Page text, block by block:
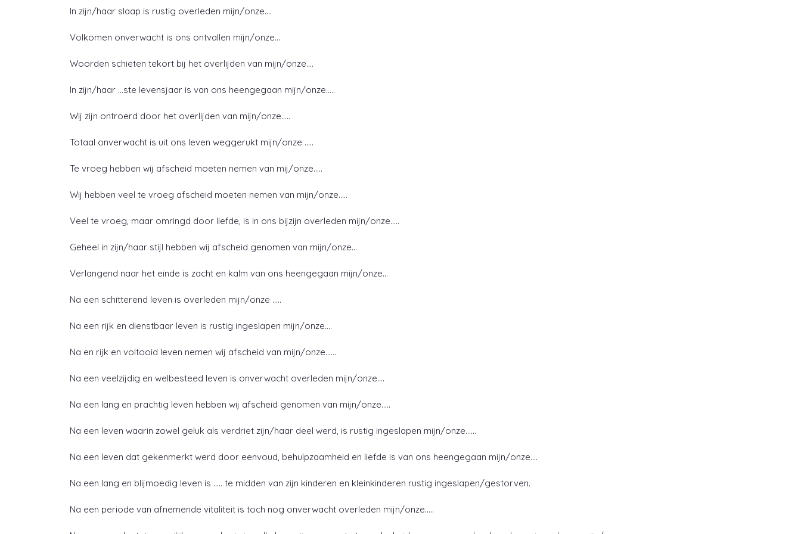
In zijn/haar slaap is rustig overleden mijn/onze….
Volkomen onverwacht is ons ontvallen mijn/onze…
Woorden schieten tekort bij het overlijden van mijn/onze….
In zijn/haar …ste levensjaar is van ons heengegaan mijn/onze…..
Wij zijn ontroerd door het overlijden van mijn/onze…..
Totaal onverwacht is uit ons leven weggerukt mijn/onze …..
Te vroeg hebben wij afscheid moeten nemen van mij/onze…..
Wij hebben veel te vroeg afscheid moeten nemen van mijn/onze…..
Veel te vroeg, maar omringd door liefde, is in ons bijzijn overleden mijn/onze…..
Geheel in zijn/haar stijl hebben wij afscheid genomen van mijn/onze…
Verlangend naar het einde is zacht en kalm van ons heengegaan mijn/onze…
Na een schitterend leven is overleden mijn/onze …..
Na een rijk en dienstbaar leven is rustig ingeslapen mijn/onze….
Na en rijk en voltooid leven nemen wij afscheid van mijn/onze……
Na een veelzijdig en welbesteed leven is onverwacht overleden mijn/onze….
Na een lang en prachtig leven hebben wij afscheid genomen van mijn/onze…..
Na een leven waarin zowel geluk als verdriet zijn/haar deel werd, is rustig ingeslapen mijn/onze……
Na een leven dat gekenmerkt werd door eenvoud, behulpzaamheid en liefde is van ons heengegaan mijn/onze….
Na een lang en blijmoedig leven is ….. te midden van zijn kinderen en kleinkinderen rustig ingeslapen/gestorven.
Na een periode van afnemende vitaliteit is toch nog onverwacht overleden mijn/onze…..